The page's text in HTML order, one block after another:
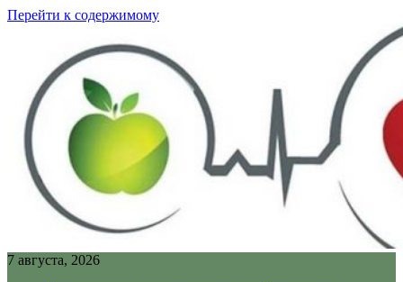
Перейти к содержимому
7 августа, 2026